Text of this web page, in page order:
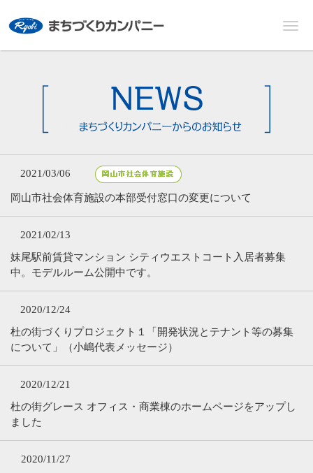
2021/03/06
岡山市社会体育施設の本部受付窓口の変更について
2021/02/13
妹尾駅前賃貸マンション シティウエストコート入居者募集
中。モデルルーム公開中です。
2020/12/24
杜の街づくりプロジェクト１「開発状況とテナント等の募集
について」（小嶋代表メッセージ）
2020/12/21
杜の街グレース オフィス・商業棟のホームページをアップし
ました
2020/11/27